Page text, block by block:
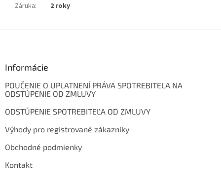
Záruka: 2 roky
Informácie
POUČENIE O UPLATNENÍ PRÁVA SPOTREBITEĽA NA
ODSTÚPENIE OD ZMLUVY
ODSTÚPENIE SPOTREBITEĽA OD ZMLUVY
Výhody pro registrované zákazníky
Obchodné podmienky
Kontakt